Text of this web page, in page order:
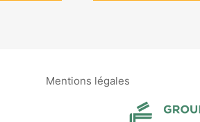
Mentions légales